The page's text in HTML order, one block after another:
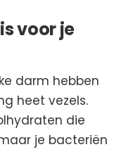
voor je
darm hebben
heet vezels.
die
je bacteriën